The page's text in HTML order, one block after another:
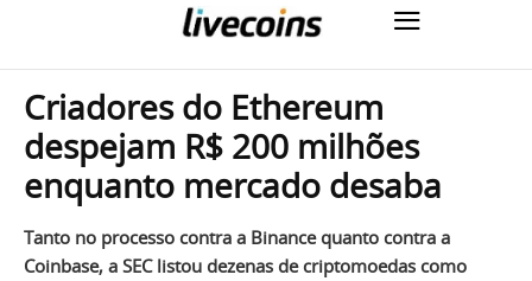
Criadores do Ethereum
despejam R$ 200 milhões
enquanto mercado desaba
Tanto no processo contra a Binance quanto contra a
Coinbase, a SEC listou dezenas de criptomoedas como